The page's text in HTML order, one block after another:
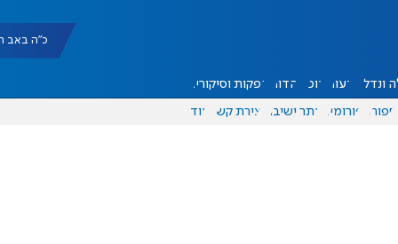
כ"ה באב תשפ"ו
ונדל"ן דעות אוכל יהדות הפקות וסיקורים
ספורט פורומים אתר ישיבה יצירת קשר עוד